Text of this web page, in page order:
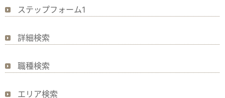
ステップフォーム1
詳細検索
職種検索
エリア検索